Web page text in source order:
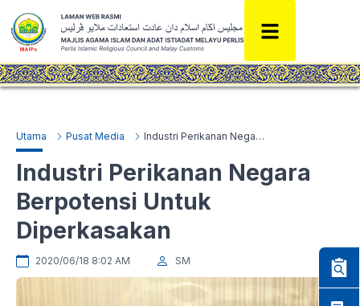
Utama Pusat Media Industri Perikanan Negara Berpotensi Untuk Diperkasakan
Industri Perikanan Negara
Berpotensi Untuk
Diperkasakan
2020/06/18 8:02 AM SM